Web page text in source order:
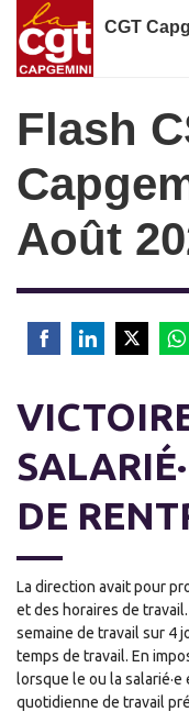
CGT
Flash
Août
FacebookLinkedInTwitter
DE
La direction avait pour
et des horaires de
semaine de travail sur 4
temps de travail. En
lorsque le ou la
quotidienne de travail